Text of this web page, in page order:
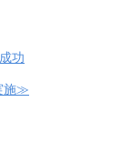
功
施≫